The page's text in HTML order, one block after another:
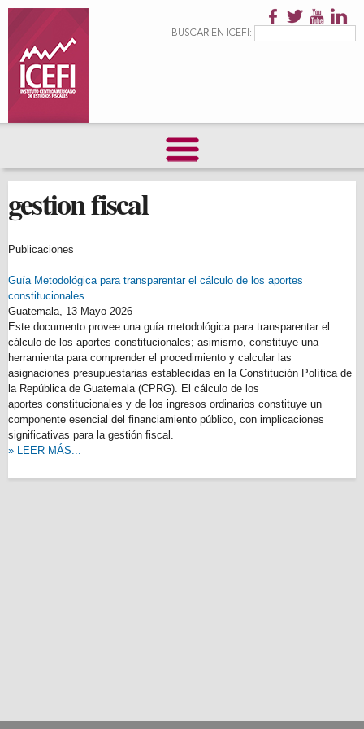
principalFormulario de
BUSCAR EN ICEFI:
gestion fiscal
Publicaciones
Guía Metodológica para transparentar el cálculo de los aportes
constitucionales
Guatemala, 13 Mayo 2026
Este documento provee una guía metodológica para transparentar el
cálculo de los aportes constitucionales; asimismo, constituye una
herramienta para comprender el procedimiento y calcular las
asignaciones presupuestarias establecidas en la Constitución Política de
la República de Guatemala (CPRG). El cálculo de los
aportes constitucionales y de los ingresos ordinarios constituye un
componente esencial del financiamiento público, con implicaciones
significativas para la gestión fiscal.
» LEER MÁS...